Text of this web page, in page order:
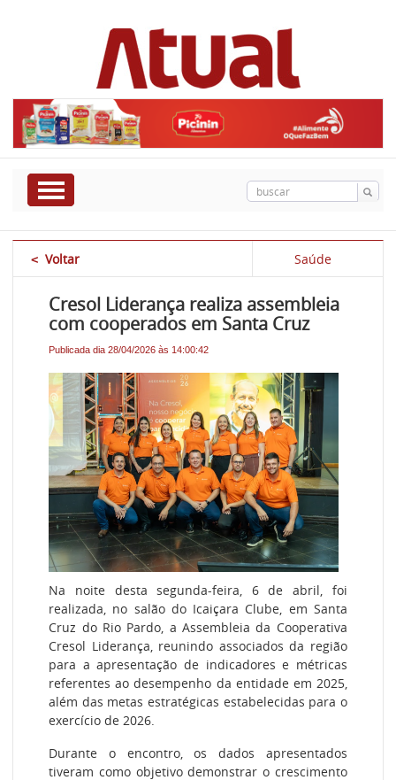
<Voltar Saúde
Cresol Liderança realiza assembleia
com cooperados em Santa Cruz
Publicada dia 28/04/2026 às 14:00:42
Na noite desta segunda-feira, 6 de abril, foi
realizada, no salão do Icaiçara Clube, em Santa
Cruz do Rio Pardo, a Assembleia da Cooperativa
Cresol Liderança, reunindo associados da região
para a apresentação de indicadores e métricas
referentes ao desempenho da entidade em 2025,
além das metas estratégicas estabelecidas para o
exercício de 2026.
Durante o encontro, os dados apresentados
tiveram como objetivo demonstrar o crescimento